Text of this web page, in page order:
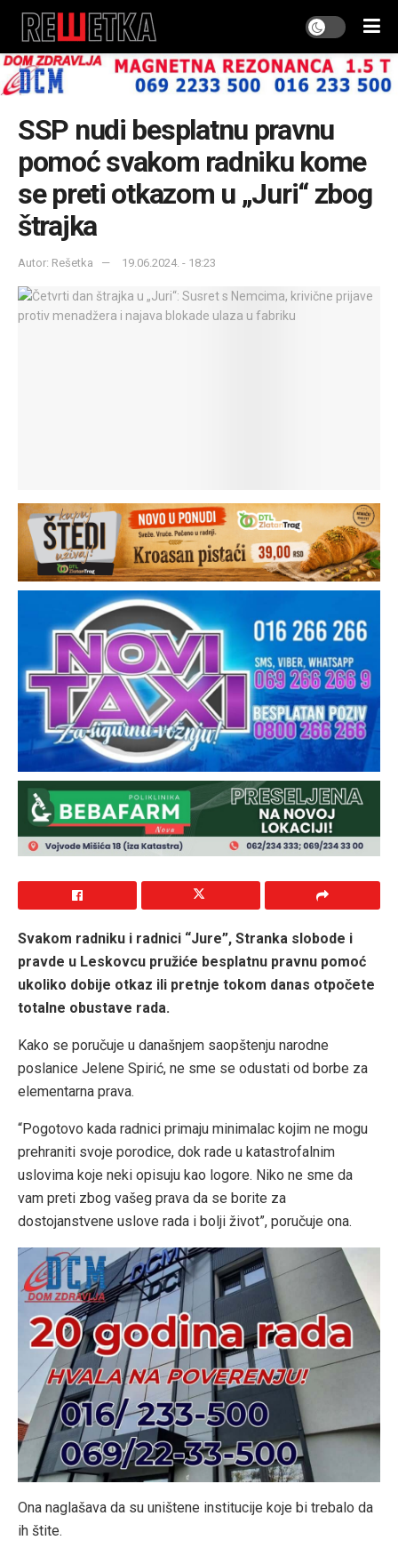
SSP nudi besplatnu pravnu
pomoć svakom radniku kome
se preti otkazom u „Juri“ zbog
štrajka
Autor: Rešetka 19.06.2024. - 18:23
Svakom radniku i radnici “Jure”, Stranka slobode i
pravde u Leskovcu pružiće besplatnu pravnu pomoć
ukoliko dobije otkaz ili pretnje tokom danas otpočete
totalne obustave rada.
Kako se poručuje u današnjem saopštenju narodne
poslanice Jelene Spirić, ne sme se odustati od borbe za
elementarna prava.
“Pogotovo kada radnici primaju minimalac kojim ne mogu
prehraniti svoje porodice, dok rade u katastrofalnim
uslovima koje neki opisuju kao logore. Niko ne sme da
vam preti zbog vašeg prava da se borite za
dostojanstvene uslove rada i bolji život”, poručuje ona.
Ona naglašava da su uništene institucije koje bi trebalo da
ih štite.